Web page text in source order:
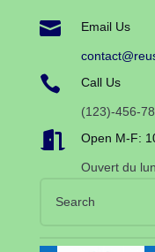
 Email Us
 Call Us
(123)-456-
 Open M-F:
Ouvert du